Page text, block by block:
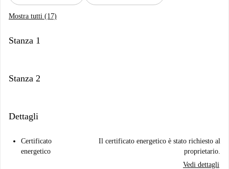
Mostra tutti (17)
Stanza 1
Stanza 2
Dettagli
Certificato
energetico
Il certificato energetico è stato richiesto al
proprietario.
Vedi dettagli